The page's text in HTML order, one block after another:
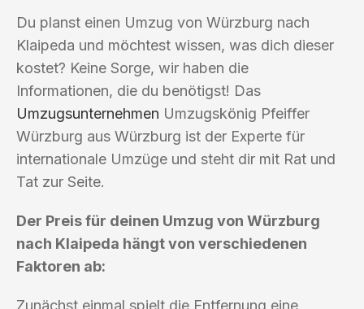
Du planst einen Umzug von Würzburg nach
Klaipeda und möchtest wissen, was dich dieser
kostet? Keine Sorge, wir haben die
Informationen, die du benötigst! Das
Umzugsunternehmen Umzugskönig Pfeiffer
Würzburg aus Würzburg ist der Experte für
internationale Umzüge und steht dir mit Rat und
Tat zur Seite.
Der Preis für deinen Umzug von Würzburg
nach Klaipeda hängt von verschiedenen
Faktoren ab:
Zunächst einmal spielt die Entfernung eine